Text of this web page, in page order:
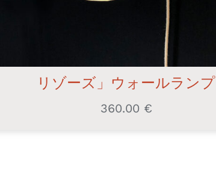
リゾーズ」ウォールランプ
360.00 €